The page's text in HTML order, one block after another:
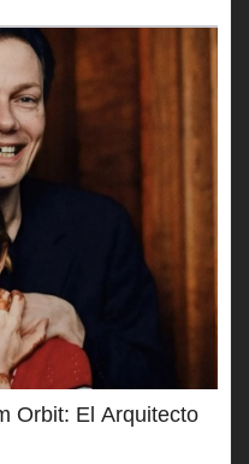
Orbit: El Arquitecto